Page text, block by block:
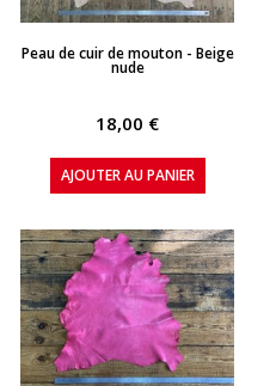
APERÇU RAPIDE
Peau de cuir de mouton - Beige
nude
18,00 €
AJOUTER AU PANIER